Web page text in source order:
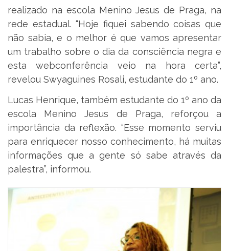
realizado na escola Menino Jesus de Praga, na
rede estadual. “Hoje fiquei sabendo coisas que
não sabia, e o melhor é que vamos apresentar
um trabalho sobre o dia da consciência negra e
esta webconferência veio na hora certa”,
revelou Swyaguines Rosali, estudante do 1º ano.
Lucas Henrique, também estudante do 1º ano da
escola Menino Jesus de Praga, reforçou a
importância da reflexão. “Esse momento serviu
para enriquecer nosso conhecimento, há muitas
informações que a gente só sabe através da
palestra”, informou.